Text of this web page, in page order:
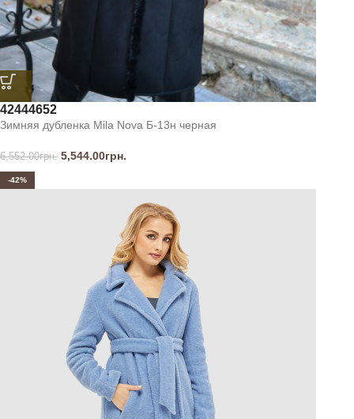
42444652
Зимняя дубленка Mila Nova Б-13н черная
6,552.00грн. 5,544.00грн.
-42%